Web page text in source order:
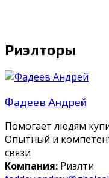
Риэлторы
Фадеев Андрей
Помогает людям
Опытный и
связи
Компания: Риэлти